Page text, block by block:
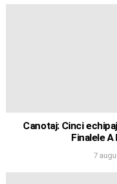
Canotaj: Cinci
Finalele A
7